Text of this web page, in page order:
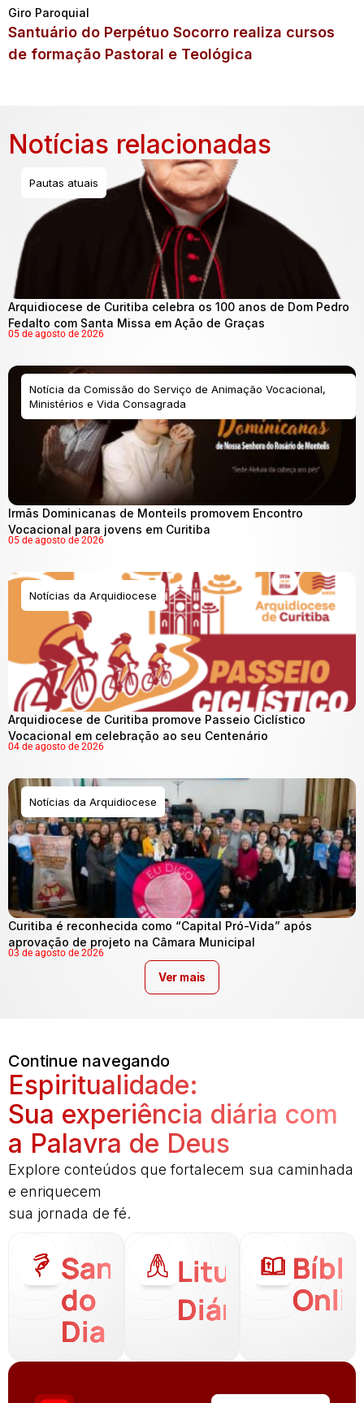
Giro Paroquial
Santuário do Perpétuo Socorro realiza cursos
de formação Pastoral e Teológica
Notícias relacionadas
Pautas atuais
Arquidiocese de Curitiba celebra os 100 anos de Dom Pedro
Fedalto com Santa Missa em Ação de Graças
05 de agosto de 2026
Notícia da Comissão do Serviço de Animação Vocacional,
Ministérios e Vida Consagrada
Irmãs Dominicanas de Monteils promovem Encontro
Vocacional para jovens em Curitiba
05 de agosto de 2026
Notícias da Arquidiocese
Arquidiocese de Curitiba promove Passeio Ciclístico
Vocacional em celebração ao seu Centenário
04 de agosto de 2026
Notícias da Arquidiocese
Curitiba é reconhecida como “Capital Pró-Vida” após
aprovação de projeto na Câmara Municipal
03 de agosto de 2026
Ver mais
Continue navegando
Espiritualidade:
Sua experiência diária com
a Palavra de Deus
Explore conteúdos que fortalecem sua caminhada
e enriquecem
sua jornada de fé.
Santo
do
Dia
Liturgia
Diária